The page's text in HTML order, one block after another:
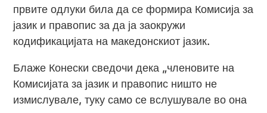
првите одлуки била да се формира Комисија за
јазик и правопис за да ја заокружи
кодификацијата на македонскиот јазик.
Блаже Конески сведочи дека „членовите на
Комисијата за јазик и правопис ништо не
измислувале, туку само се вслушувале во она